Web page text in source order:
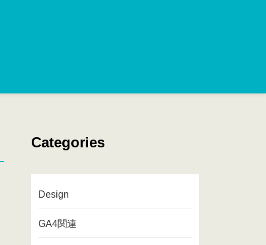
Categories
Design
GA4関連